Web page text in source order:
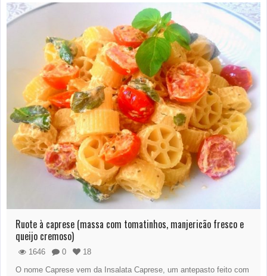
Ruote à caprese (massa com tomatinhos, manjericão fresco e
queijo cremoso)
1646 0
18
O nome Caprese vem da Insalata Caprese, um antepasto feito com